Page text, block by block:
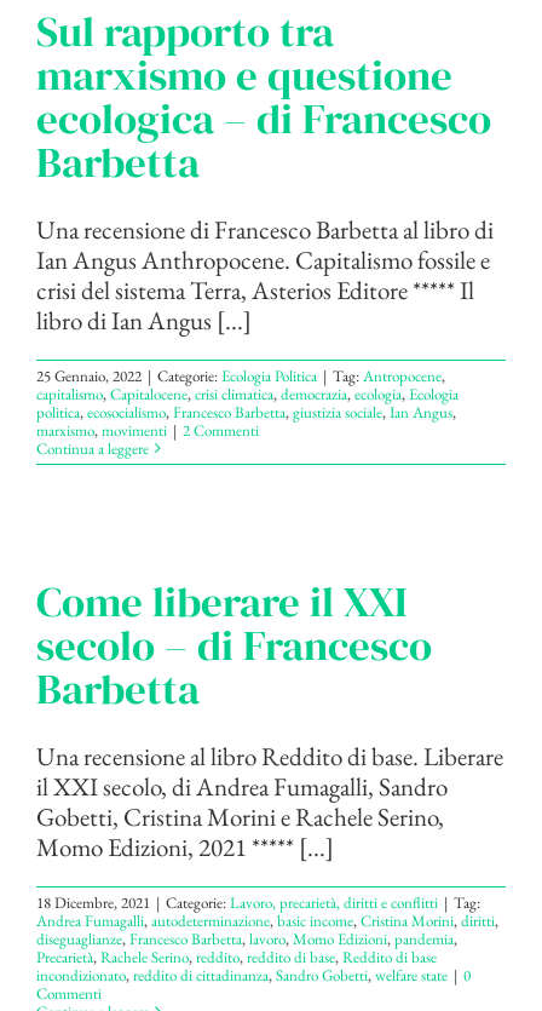
Sul rapporto tra
marxismo e questione
ecologica – di Francesco
Barbetta
Una recensione di Francesco Barbetta al libro di
Ian Angus Anthropocene. Capitalismo fossile e
crisi del sistema Terra, Asterios Editore ***** Il
libro di Ian Angus [...]
25 Gennaio, 2022 | Categorie:Ecologia Politica | Tag:Antropocene,
capitalismo,Capitalocene,crisi climatica,democrazia,ecologia,Ecologia
politica,ecosocialismo,Francesco Barbetta,giustizia sociale,Ian Angus,
marxismo,movimenti | 2 Commenti
Continua a leggere
Come liberare il XXI
secolo – di Francesco
Barbetta
Una recensione al libro Reddito di base. Liberare
il XXI secolo, di Andrea Fumagalli, Sandro
Gobetti, Cristina Morini e Rachele Serino,
Momo Edizioni, 2021 ***** [...]
18 Dicembre, 2021 | Categorie:Lavoro, precarietà, diritti e conflitti | Tag:
Andrea Fumagalli,autodeterminazione,basic income,Cristina Morini,diritti,
diseguaglianze,Francesco Barbetta,lavoro,Momo Edizioni,pandemia,
Precarietà,Rachele Serino,reddito,reddito di base,Reddito di base
incondizionato,reddito di cittadinanza,Sandro Gobetti,welfare state | 0
Commenti